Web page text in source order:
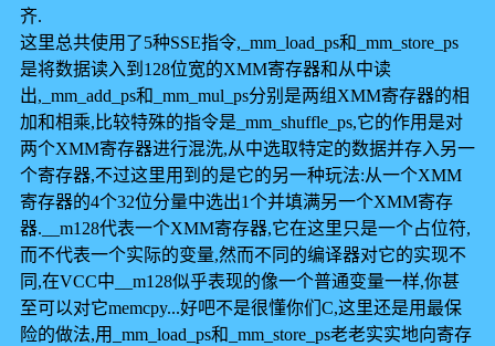
齐.
这里总共使用了5种SSE指令,_mm_load_ps和_mm_store_ps
是将数据读入到128位宽的XMM寄存器和从中读
出,_mm_add_ps和_mm_mul_ps分别是两组XMM寄存器的相
加和相乘,比较特殊的指令是_mm_shuffle_ps,它的作用是对
两个XMM寄存器进行混洗,从中选取特定的数据并存入另一
个寄存器,不过这里用到的是它的另一种玩法:从一个XMM
寄存器的4个32位分量中选出1个并填满另一个XMM寄存
器.__m128代表一个XMM寄存器,它在这里只是一个占位符,
而不代表一个实际的变量,然而不同的编译器对它的实现不
同,在VCC中__m128似乎表现的像一个普通变量一样,你甚
至可以对它memcpy...好吧不是很懂你们C,这里还是用最保
险的做法,用_mm_load_ps和_mm_store_ps老老实实地向寄存